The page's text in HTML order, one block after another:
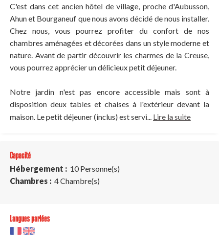
C'est dans cet ancien hôtel de village, proche d'Aubusson,
Ahun et Bourganeuf que nous avons décidé de nous installer.
Chez nous, vous pourrez profiter du confort de nos
chambres aménagées et décorées dans un style moderne et
nature. Avant de partir découvrir les charmes de la Creuse,
vous pourrez apprécier un délicieux petit déjeuner.
Notre jardin n'est pas encore accessible mais sont à
disposition deux tables et chaises à l'extérieur devant la
maison. Le petit déjeuner (inclus) est servi... Lire la suite
Capacité
Hébergement : 10 Personne(s)
Chambres : 4 Chambre(s)
Langues parlées